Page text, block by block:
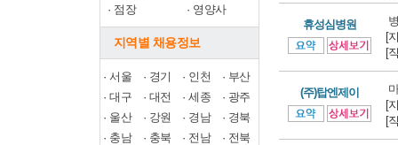
· 점장 · 영양사
지역별 채용정보
· 서울 · 경기 · 인천 · 부산
· 대구 · 대전 · 세종 · 광주
· 울산 · 강원 · 경남 · 경북
· 충남 · 충북 · 전남 · 전북
휴성심병원
[
[
(주)탑엔제이
[
[